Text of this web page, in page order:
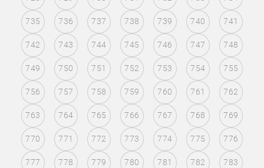
735 736 737 738 739 740 741
742 743 744 745 746 747 748
749 750 751 752 753 754 755
756 757 758 759 760 761 762
763 764 765 766 767 768 769
770 771 772 773 774 775 776
777 778 779 780 781 782 783